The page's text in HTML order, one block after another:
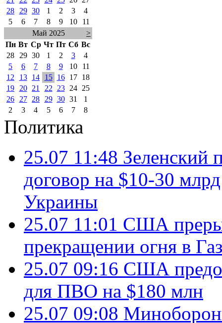
28
29 30 1 2 3
4
5
6 7 8 9 10
11
Май 2025
>
Пн Вт Ср Чт Пт Сб Вс
28
29 30 1 2 3
4
5
6 7 8 9 10
11
12
13 14 15 16 17
18
19
20 21 22 23 24
25
26
27 28 29 30 31
1
2
3 4 5 6 7 8
Политика
25.07 11:48 Зеленский
договор на $10-30
Украины
25.07 11:01 США
прекращении огня в
25.07 09:16 США
для ПВО на $180 млн
25.07 09:08